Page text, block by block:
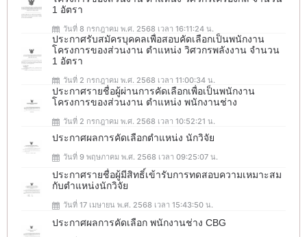
1 อัตรา
วันที่ 8 กรกฎาคม พ.ศ. 2568 เวลา 16:11:24 น.
ประกาศรับสมัครบุคคลเพื่อสอบคัดเลือกเป็นพนักงาน
โครงการของส่วนงาน ตำแหน่ง วิศวกรพลังงาน จำนวน
1 อัตรา
วันที่ 2 กรกฎาคม พ.ศ. 2568 เวลา 11:00:34 น.
ประกาศรายชื่อผู้ผ่านการคัดเลือกเพื่อเป็นพนักงาน
โครงการของส่วนงาน ตำแหน่ง พนักงานช่าง
วันที่ 2 กรกฎาคม พ.ศ. 2568 เวลา 10:52:21 น.
ประกาศผลการคัดเลือกตำแหน่ง นักวิจัย
วันที่ 9 พฤษภาคม พ.ศ. 2568 เวลา 09:25:07 น.
ประกาศรายชื่อผู้มีสิทธิ์เข้ารับการทดสอบความเหมาะสม
กับตำแหน่งนักวิจัย
วันที่ 17 เมษายน พ.ศ. 2568 เวลา 15:43:50 น.
ประกาศผลการคัดเลือก พนักงานช่าง CBG